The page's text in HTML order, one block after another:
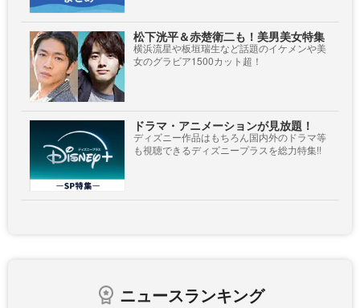
松下洸平＆赤楚衛二も！美男美女特集
横浜流星や板垣瑞生など話題のイケメンや美
女のグラビア1500カット超！
ドラマ・アニメーションが見放題！
ディズニー作品はもちろん国内外のドラマ等
も視聴できるディズニープラスを総力特集!!
ニュースランキング